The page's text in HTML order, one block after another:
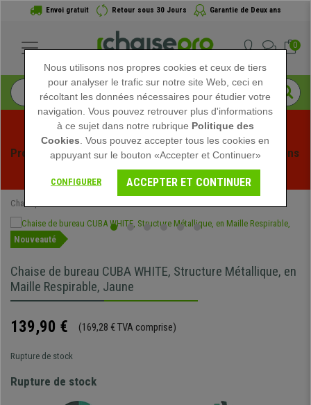
Envoi gratuit Retour sous 30 Jours Garantie de Deux ans
0
Profitez des soldes d'été chez Chaisepro ! Des réductions
exclusives pour une durée limitée - Voir l'offre
Chaisepro
Nouveauté
Chaise de bureau CUBA WHITE, Structure Métallique, en
Maille Respirable, Jaune
139,90 € (169,28 € TVA comprise)
Rupture de stock
Rupture de stock
Nous utilisons nos propres cookies et ceux de tiers
pour analyser le trafic sur notre site Web, ceci en
récoltant les données nécessaires pour étudier votre
navigation. Vous pouvez retrouver plus d'informations
à ce sujet dans notre rubrique Politique des
Cookies . Vous pouvez accepter tous les cookies en
appuyant sur le bouton «Accepter et Continuer»
CONFIGURER ACCEPTER ET CONTINUER